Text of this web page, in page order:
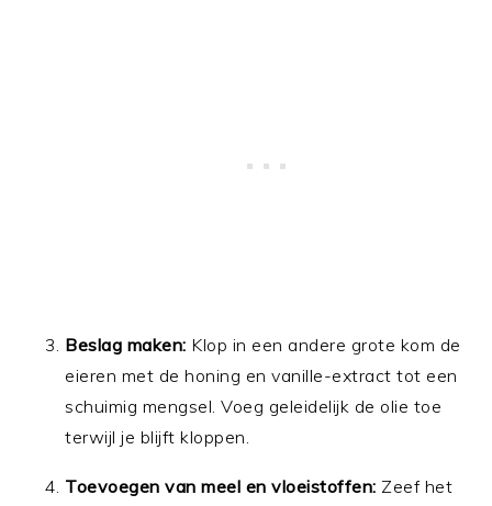
Beslag maken: Klop in een andere grote kom de
eieren met de honing en vanille-extract tot een
schuimig mengsel. Voeg geleidelijk de olie toe
terwijl je blijft kloppen.
Toevoegen van meel en vloeistoffen: Zeef het